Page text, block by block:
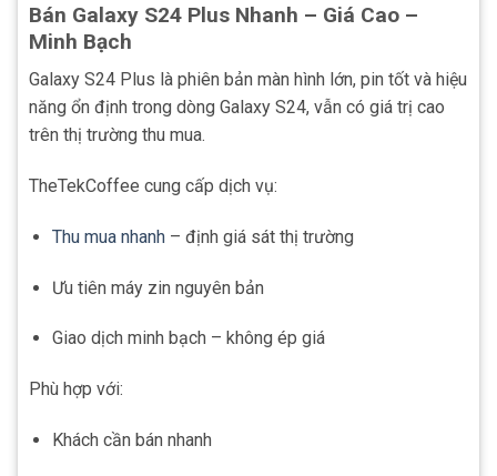
Bán Galaxy S24 Plus Nhanh – Giá Cao –
Minh Bạch
Galaxy S24 Plus là phiên bản màn hình lớn, pin tốt và hiệu
năng ổn định trong dòng Galaxy S24, vẫn có giá trị cao
trên thị trường thu mua.
TheTekCoffee cung cấp dịch vụ:
Thu mua nhanh– định giá sát thị trường
Ưu tiên máy zin nguyên bản
Giao dịch minh bạch – không ép giá
Phù hợp với:
Khách cần bán nhanh